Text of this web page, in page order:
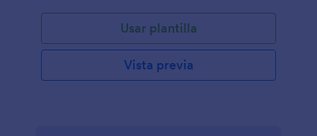
Usar plantilla
Vista previa